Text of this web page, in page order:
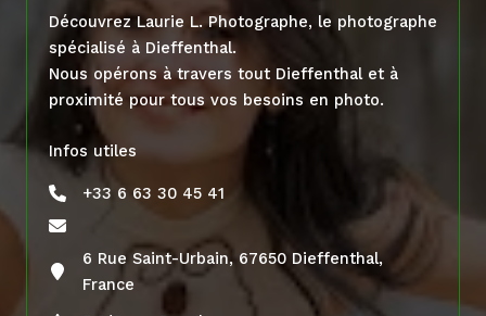
Découvrez Laurie L. Photographe, le photographe
spécialisé à Dieffenthal.
Nous opérons à travers tout Dieffenthal et à
proximité pour tous vos besoins en photo.
Infos utiles
+33 6 63 30 45 41
6 Rue Saint-Urbain, 67650 Dieffenthal,
France